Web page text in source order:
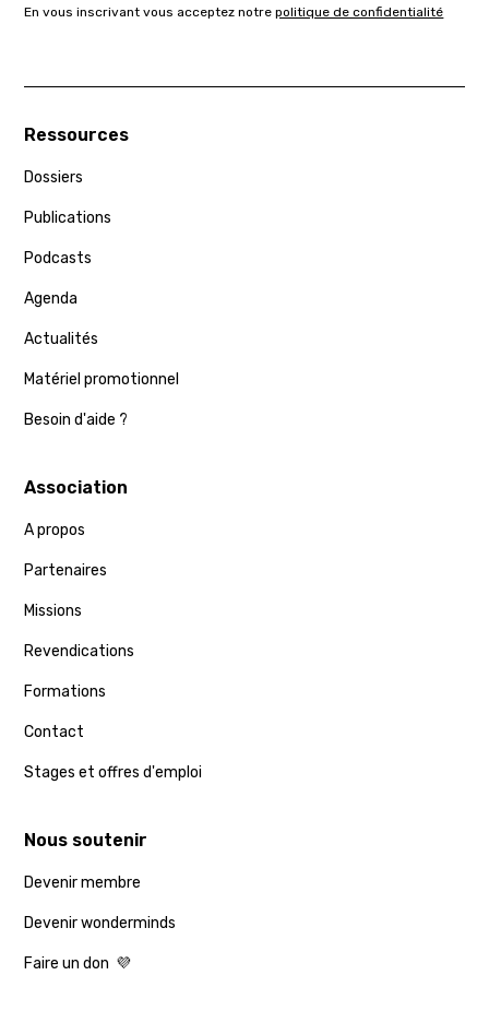
En vous inscrivant vous acceptez notrepolitique de confidentialité
Ressources
Dossiers
Publications
Podcasts
Agenda
Actualités
Matériel promotionnel
Besoin d'aide ?
Association
A propos
Partenaires
Missions
Revendications
Formations
Contact
Stages et offres d'emploi
Nous soutenir
Devenir membre
Devenir wonderminds
Faire un don 💜